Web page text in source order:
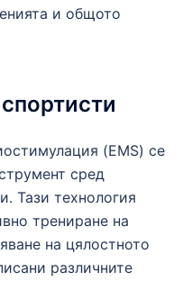
и общото
(EMS) се
сред
Тази технология
трениране на
на цялостното
различните